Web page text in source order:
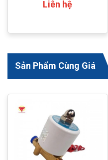
Liên hệ
Sản Phẩm Cùng Giá